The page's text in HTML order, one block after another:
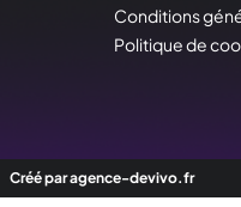
Conditions
Politique de
Créé par agence-devivo.fr